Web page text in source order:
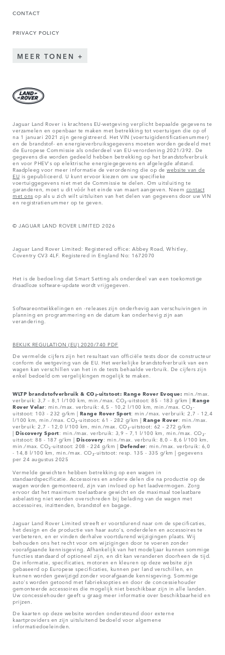
CONTACT
PRIVACY POLICY
MEER TONEN
Jaguar Land Rover is krachtens EU-wetgeving verplicht bepaalde gegevens te
verzamelen en openbaar te maken met betrekking tot voertuigen die op of
na 1 januari 2021 zijn geregistreerd. Het VIN (voertuigidentificatienummer)
en de brandstof- en energieverbruiksgegevens moeten worden gedeeld met
de Europese Commissie als onderdeel van EU-verordening 2021/392. De
gegevens die worden gedeeld hebben betrekking op het brandstofverbruik
en voor PHEV's op elektrische energiegegevens en afgelegde afstand.
Raadpleeg voor meer informatie de verordening die op dewebsite van de
EU is gepubliceerd. U kunt ervoor kiezen om uw specifieke
voertuiggegevens niet met de Commissie te delen. Om uitsluiting te
garanderen, moet u dit vóór het einde van maart aangeven. Neem contact
met ons op als u zich wilt uitsluiten van het delen van gegevens door uw VIN
en registratienummer op te geven.
© JAGUAR LAND ROVER LIMITED 2026
Jaguar Land Rover Limited: Registered office: Abbey Road, Whitley,
Coventry CV3 4LF. Registered in England No: 1672070
Het is de bedoeling dat Smart Setting als onderdeel van een toekomstige
draadloze software-update wordt vrijgegeven.
Softwareontwikkelingen en -releases zijn onderhevig aan verschuivingen in
planning en programmering en de datum kan onderhevig zijn aan
verandering.
BEKIJK REGULATION (EU) 2020/740 PDF
De vermelde cijfers zijn het resultaat van officiële tests door de constructeur
conform de wetgeving van de EU. Het werkelijke brandstofverbruik van een
wagen kan verschillen van het in de tests behaalde verbruik. De cijfers zijn
enkel bedoeld om vergelijkingen mogelijk te maken.
WLTP brandstofverbruik & CO₂-uitstoot: Range Rover Evoque: min./max.
verbruik: 3,7 – 8,1 l/100 km, min./max. CO₂-uitstoot: 85 - 183 g/km | Range
Rover Velar: min./max. verbruik: 4,5 - 10,2 l/100 km, min./max. CO₂-
uitstoot: 103 - 232 g/km | Range Rover Sport: min./max. verbruik: 2,7 - 12,4
l/100 km, min./max. CO₂-uitstoot: 61 - 282 g/km | Range Rover: min./max.
verbruik: 2,7 - 12,0 l/100 km, min./max. CO₂-uitstoot: 62 – 272 g/km
| Discovery Sport: min./max. verbruik: 3,9 – 7,1 l/100 km, min./max. CO₂-
uitstoot: 88 - 187 g/km | Discovery: min./max. verbruik: 8,0 – 8,6 l/100 km,
min./max. CO₂-uitstoot: 208 - 224 g/km | Defender: min./max. verbruik: 6,0
- 14,8 l/100 km, min./max. CO₂-uitstoot: resp. 135 - 335 g/km | gegevens
per 24 augustus 2025
Vermelde gewichten hebben betrekking op een wagen in
standaardspecificatie. Accessoires en andere delen die na productie op de
wagen worden gemonteerd, zijn van invloed op het laadvermogen. Zorg
ervoor dat het maximum toelaatbare gewicht en de maximaal toelaatbare
asbelasting niet worden overschreden bij belading van de wagen met
accessoires, inzittenden, brandstof en bagage.
Jaguar Land Rover Limited streeft er voortdurend naar om de specificaties,
het design en de productie van haar auto's, onderdelen en accessoires te
verbeteren, en er vinden derhalve voortdurend wijzigingen plaats. Wij
behouden ons het recht voor om wijzigingen door te voeren zonder
voorafgaande kennisgeving. Afhankelijk van het modeljaar kunnen sommige
functies standaard of optioneel zijn, en dit kan veranderen doorheen de tijd.
De informatie, specificaties, motoren en kleuren op deze website zijn
gebaseerd op Europese specificaties, kunnen per land verschillen, en
kunnen worden gewijzigd zonder voorafgaande kennisgeving. Sommige
auto's worden getoond met fabrieksopties en door de concessiehouder
gemonteerde accessoires die mogelijk niet beschikbaar zijn in alle landen.
Uw concessiehouder geeft u graag meer informatie over beschikbaarheid en
prijzen.
De kaarten op deze website worden ondersteund door externe
kaartproviders en zijn uitsluitend bedoeld voor algemene
informatiedoeleinden.